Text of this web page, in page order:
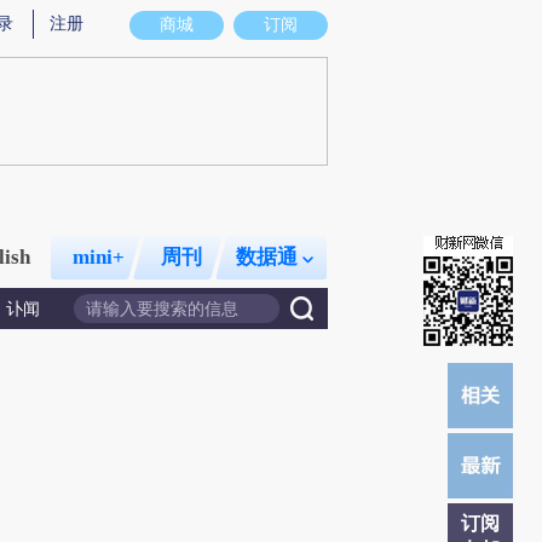
商城 订阅
注册
mini+ 周刊 数据通
讣闻
订阅